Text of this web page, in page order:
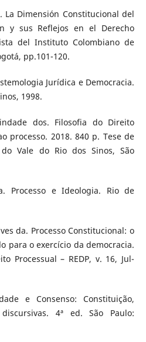
La Dimensión Constitucional del
y sus Reflejos en el Derecho
del Instituto Colombiano de
pp.101-120.
Jurídica e Democracia.
1998.
dos. Filosofia do Direito
processo. 2018. 840 p. Tese de
Vale do Rio dos Sinos, São
Processo e Ideologia. Rio de
da. Processo Constitucional: o
para o exercício da democracia.
Processual – REDP, v. 16, Jul-
e Consenso: Constituição,
4ª ed. São Paulo: